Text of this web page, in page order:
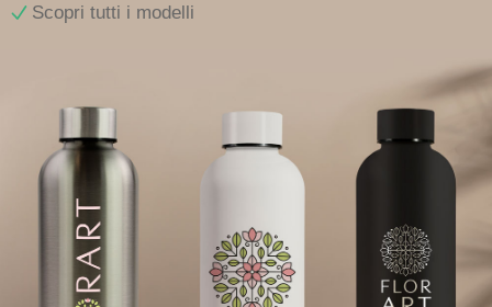
Scopri tutti i modelli